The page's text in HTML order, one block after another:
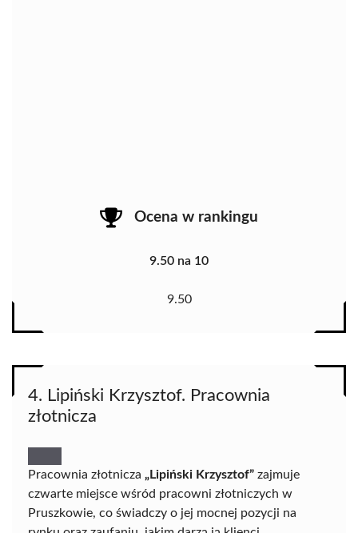
Ocena w rankingu
9.50 na 10
9.50
4. Lipiński Krzysztof. Pracownia
złotnicza
Pracownia złotnicza „Lipiński Krzysztof” zajmuje
czwarte miejsce wśród pracowni złotniczych w
Pruszkowie, co świadczy o jej mocnej pozycji na